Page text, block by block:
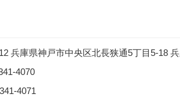
兵庫県神戸市中央区北長狭通5丁目5-18
4070
4071